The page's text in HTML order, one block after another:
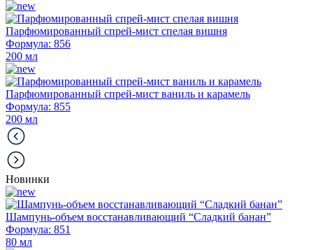
Парфюмированный спрей-мист спелая вишня
Формула: 856
200 мл
Парфюмированный спрей-мист ваниль и карамель
Формула: 855
200 мл
Новинки
Шампунь-объем восстанавливающий “Сладкий банан”
Формула: 851
80 мл